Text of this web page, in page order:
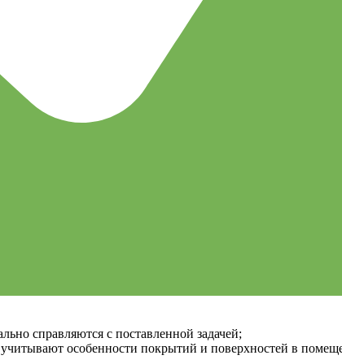
справляются с поставленной задачей;
особенности покрытий и поверхностей в